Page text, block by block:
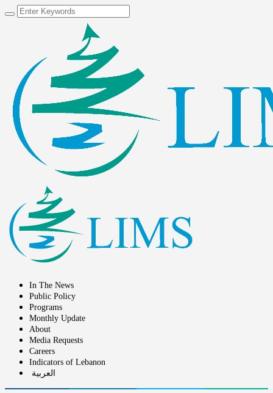
In The News
Public Policy
Programs
Monthly Update
About
Media Requests
Careers
Indicators of Lebanon
العربية